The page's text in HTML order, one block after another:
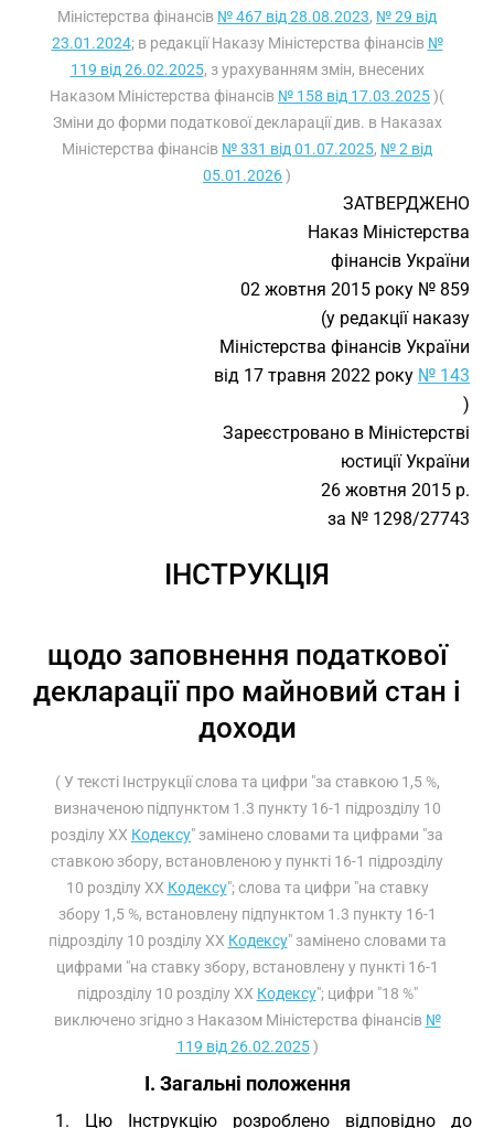
Міністерства фінансів № 467 від 28.08.2023, № 29 від
23.01.2024; в редакції Наказу Міністерства фінансів №
119 від 26.02.2025, з урахуванням змін, внесених
Наказом Міністерства фінансів № 158 від 17.03.2025)(
Зміни до форми податкової декларації див. в Наказах
Міністерства фінансів № 331 від 01.07.2025, № 2 від
05.01.2026)
ЗАТВЕРДЖЕНО
Наказ Міністерства
фінансів України
02 жовтня 2015 року № 859
(у редакції наказу
Міністерства фінансів України
від 17 травня 2022 року № 143
)
Зареєстровано в Міністерстві
юстиції України
26 жовтня 2015 р.
за № 1298/27743
ІНСТРУКЦІЯ
щодо заповнення податкової
декларації про майновий стан і
доходи
( У тексті Інструкції слова та цифри "за ставкою 1,5 %,
визначеною підпунктом 1.3 пункту 16-1 підрозділу 10
розділу XX Кодексу" замінено словами та цифрами "за
ставкою збору, встановленою у пункті 16-1 підрозділу
10 розділу XX Кодексу"; слова та цифри "на ставку
збору 1,5 %, встановлену підпунктом 1.3 пункту 16-1
підрозділу 10 розділу XX Кодексу" замінено словами та
цифрами "на ставку збору, встановлену у пункті 16-1
підрозділу 10 розділу XX Кодексу"; цифри "18 %"
виключено згідно з Наказом Міністерства фінансів №
119 від 26.02.2025)
І. Загальні положення
1. Цю Інструкцію розроблено відповідно до